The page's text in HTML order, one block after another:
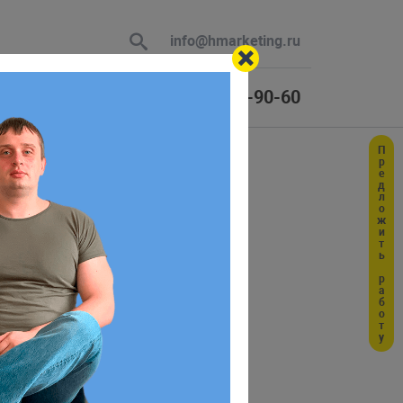
info@hmarketing.ru
+7 (925) 464-90-60
использует трейт
правил валидации.
ответ
с учетом
Предложить работу